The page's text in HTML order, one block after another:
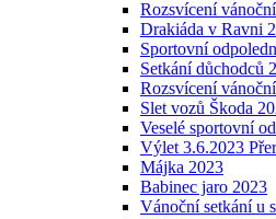
Rozsvícení
Drakiáda v Ravni
Sportovní
Setkání důchodců
Rozsvícení
Slet vozů Škoda
Veselé sportovní
Výlet 3.6.2023
Májka 2023
Babinec jaro 2023
Vánoční setkání u